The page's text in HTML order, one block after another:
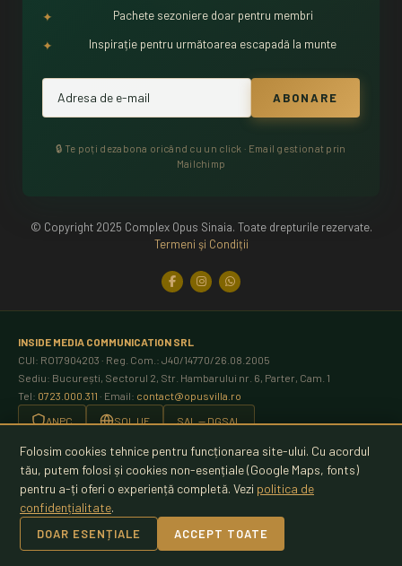
✦
Pachete sezoniere doar pentru membri
✦
Inspirație pentru următoarea escapadă la munte
🔒 Te poți dezabona oricând cu un click · Email gestionat prin
Mailchimp
© Copyright 2025 Complex Opus Sinaia. Toate drepturile rezervate.
Termeni şi Condiții
Folosim cookies tehnice pentru funcționarea site-ului. Cu acordul
tău, putem folosi și cookies non-esențiale (Google Maps, fonts)
pentru a-ți oferi o experiență completă. Vezi politica de
confidențialitate.
DOAR ESENȚIALE ACCEPT TOATE
INSIDE MEDIA COMMUNICATION SRL
CUI: RO17904203 · Reg. Com.: J40/14770/26.08.2005
Sediu: București, Sectorul 2, Str. Hambarului nr. 6, Parter, Cam. 1
Tel: 0723.000.311 · Email: contact@opusvilla.ro
ANPC
SOL UE SAL — DGSAL
Plăți securizate prinEuPlătesc
Politica de confidențialitate
Setări cookies
Acceptăm: VISA · Mastercard · Maestro (3D Secure)